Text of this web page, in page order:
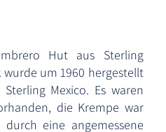
Hut aus Sterling
wurde um 1960 hergestellt
Mexico. Es waren
die Krempe war
eine angemessene